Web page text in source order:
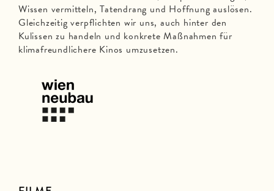
Wissen vermitteln, Tatendrang und Hoffnung auslösen.
Gleichzeitig verpflichten wir uns, auch hinter den
Kulissen zu handeln und konkrete Maßnahmen für
klimafreundlichere Kinos umzusetzen.